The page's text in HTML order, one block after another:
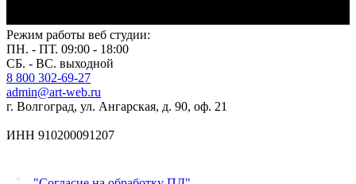
Режим работы веб студии:
ПН. - ПТ. 09:00 - 18:00
СБ. - ВС. выходной
8 800 302-69-27
admin@art-web.ru
г. Волгоград, ул. Ангарская, д. 90, оф. 21
ИНН 910200091207